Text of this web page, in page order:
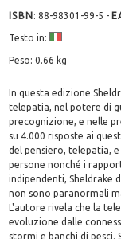
ISBN:88-98301-99-5 -
Testo in:
Peso: 0.66 kg
In questa edizione
telepatia, nel potere di
precognizione, e nelle
su 4.000 risposte ai
del pensiero, telepatia,
persone nonché i
indipendenti, Sheldrake
non sono paranormali
L'autore rivela che la
evoluzione dalle
stormi e banchi di pesci.